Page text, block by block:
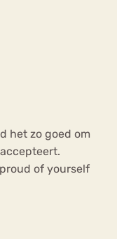
het zo goed om
of yourself